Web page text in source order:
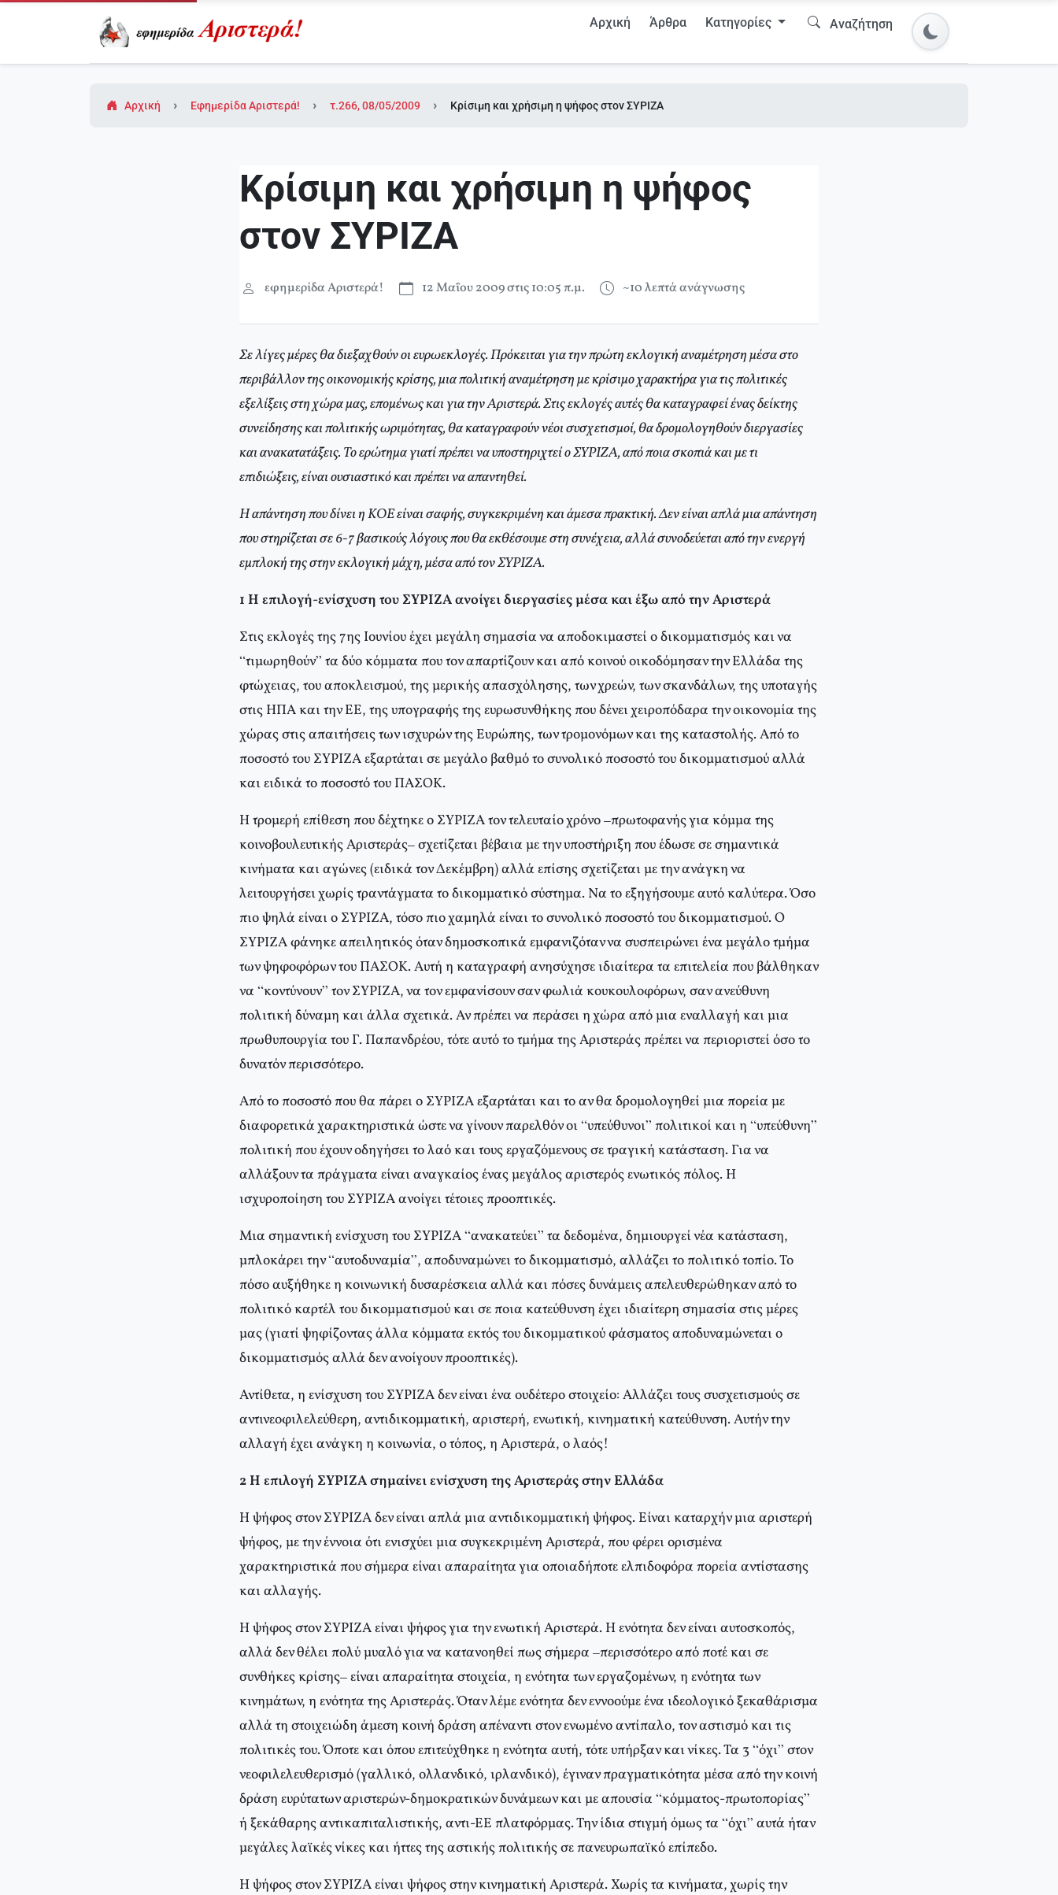
Αρχική Άρθρα Κατηγορίες Αναζήτηση
Αρχική Εφημερίδα Αριστερά! τ.266, 08/05/2009 Κρίσιμη και χρήσιμη η ψήφος στον ΣΥΡΙΖΑ
Κρίσιμη και χρήσιμη η ψήφος
στον ΣΥΡΙΖΑ
εφημερίδα Αριστερά! 12 Μαΐου 2009 στις 10:05 π.μ. ~10 λεπτά ανάγνωσης
Σε λίγες μέρες θα διεξαχθούν οι ευρωεκλογές. Πρόκειται για την πρώτη εκλογική αναμέτρηση μέσα στο
περιβάλλον της οικονομικής κρίσης, μια πολιτική αναμέτρηση με κρίσιμο χαρακτήρα για τις πολιτικές
εξελίξεις στη χώρα μας, επομένως και για την Αριστερά. Στις εκλογές αυτές θα καταγραφεί ένας δείκτης
συνείδησης και πολιτικής ωριμότητας, θα καταγραφούν νέοι συσχετισμοί, θα δρομολογηθούν διεργασίες
και ανακατατάξεις. Το ερώτημα γιατί πρέπει να υποστηριχτεί ο ΣΥΡΙΖΑ, από ποια σκοπιά και με τι
επιδιώξεις, είναι ουσιαστικό και πρέπει να απαντηθεί.
Η απάντηση που δίνει η ΚΟΕ είναι σαφής, συγκεκριμένη και άμεσα πρακτική. Δεν είναι απλά μια απάντηση
που στηρίζεται σε 6-7 βασικούς λόγους που θα εκθέσουμε στη συνέχεια, αλλά συνοδεύεται από την ενεργή
εμπλοκή της στην εκλογική μάχη, μέσα από τον ΣΥΡΙΖΑ.
1 Η επιλογή-ενίσχυση του ΣΥΡΙΖΑ ανοίγει διεργασίες μέσα και έξω από την Αριστερά
Στις εκλογές της 7ης Ιουνίου έχει μεγάλη σημασία να αποδοκιμαστεί ο δικομματισμός και να
“τιμωρηθούν” τα δύο κόμματα που τον απαρτίζουν και από κοινού οικοδόμησαν την Ελλάδα της
φτώχειας, του αποκλεισμού, της μερικής απασχόλησης, των χρεών, των σκανδάλων, της υποταγής
στις ΗΠΑ και την ΕΕ, της υπογραφής της ευρωσυνθήκης που δένει χειροπόδαρα την οικονομία της
χώρας στις απαιτήσεις των ισχυρών της Ευρώπης, των τρομονόμων και της καταστολής. Από το
ποσοστό του ΣΥΡΙΖΑ εξαρτάται σε μεγάλο βαθμό το συνολικό ποσοστό του δικομματισμού αλλά
και ειδικά το ποσοστό του ΠΑΣΟΚ.
Η τρομερή επίθεση που δέχτηκε ο ΣΥΡΙΖΑ τον τελευταίο χρόνο –πρωτοφανής για κόμμα της
κοινοβουλευτικής Αριστεράς– σχετίζεται βέβαια με την υποστήριξη που έδωσε σε σημαντικά
κινήματα και αγώνες (ειδικά τον Δεκέμβρη) αλλά επίσης σχετίζεται με την ανάγκη να
λειτουργήσει χωρίς τραντάγματα το δικομματικό σύστημα. Να το εξηγήσουμε αυτό καλύτερα. Όσο
πιο ψηλά είναι ο ΣΥΡΙΖΑ, τόσο πιο χαμηλά είναι το συνολικό ποσοστό του δικομματισμού. Ο
ΣΥΡΙΖΑ φάνηκε απειλητικός όταν δημοσκοπικά εμφανιζόταν να συσπειρώνει ένα μεγάλο τμήμα
των ψηφοφόρων του ΠΑΣΟΚ. Αυτή η καταγραφή ανησύχησε ιδιαίτερα τα επιτελεία που βάλθηκαν
να “κοντύνουν” τον ΣΥΡΙΖΑ, να τον εμφανίσουν σαν φωλιά κουκουλοφόρων, σαν ανεύθυνη
πολιτική δύναμη και άλλα σχετικά. Αν πρέπει να περάσει η χώρα από μια εναλλαγή και μια
πρωθυπουργία του Γ. Παπανδρέου, τότε αυτό το τμήμα της Αριστεράς πρέπει να περιοριστεί όσο το
δυνατόν περισσότερο.
Από το ποσοστό που θα πάρει ο ΣΥΡΙΖΑ εξαρτάται και το αν θα δρομολογηθεί μια πορεία με
διαφορετικά χαρακτηριστικά ώστε να γίνουν παρελθόν οι “υπεύθυνοι” πολιτικοί και η “υπεύθυνη”
πολιτική που έχουν οδηγήσει το λαό και τους εργαζόμενους σε τραγική κατάσταση. Για να
αλλάξουν τα πράγματα είναι αναγκαίος ένας μεγάλος αριστερός ενωτικός πόλος. Η
ισχυροποίηση του ΣΥΡΙΖΑ ανοίγει τέτοιες προοπτικές.
Μια σημαντική ενίσχυση του ΣΥΡΙΖΑ “ανακατεύει” τα δεδομένα, δημιουργεί νέα κατάσταση,
μπλοκάρει την “αυτοδυναμία”, αποδυναμώνει το δικομματισμό, αλλάζει το πολιτικό τοπίο. Το
πόσο αυξήθηκε η κοινωνική δυσαρέσκεια αλλά και πόσες δυνάμεις απελευθερώθηκαν από το
πολιτικό καρτέλ του δικομματισμού και σε ποια κατεύθυνση έχει ιδιαίτερη σημασία στις μέρες
μας (γιατί ψηφίζοντας άλλα κόμματα εκτός του δικομματικού φάσματος αποδυναμώνεται ο
δικομματισμός αλλά δεν ανοίγουν προοπτικές).
Αντίθετα, η ενίσχυση του ΣΥΡΙΖΑ δεν είναι ένα ουδέτερο στοιχείο: Αλλάζει τους συσχετισμούς σε
αντινεοφιλελεύθερη, αντιδικομματική, αριστερή, ενωτική, κινηματική κατεύθυνση. Αυτήν την
αλλαγή έχει ανάγκη η κοινωνία, ο τόπος, η Αριστερά, ο λαός!
2 Η επιλογή ΣΥΡΙΖΑ σημαίνει ενίσχυση της Αριστεράς στην Ελλάδα
Η ψήφος στον ΣΥΡΙΖΑ δεν είναι απλά μια αντιδικομματική ψήφος. Είναι καταρχήν μια αριστερή
ψήφος, με την έννοια ότι ενισχύει μια συγκεκριμένη Αριστερά, που φέρει ορισμένα
χαρακτηριστικά που σήμερα είναι απαραίτητα για οποιαδήποτε ελπιδοφόρα πορεία αντίστασης
και αλλαγής.
Η ψήφος στον ΣΥΡΙΖΑ είναι ψήφος για την ενωτική Αριστερά. Η ενότητα δεν είναι αυτοσκοπός,
αλλά δεν θέλει πολύ μυαλό για να κατανοηθεί πως σήμερα –περισσότερο από ποτέ και σε
συνθήκες κρίσης– είναι απαραίτητα στοιχεία, η ενότητα των εργαζομένων, η ενότητα των
κινημάτων, η ενότητα της Αριστεράς. Όταν λέμε ενότητα δεν εννοούμε ένα ιδεολογικό ξεκαθάρισμα
αλλά τη στοιχειώδη άμεση κοινή δράση απέναντι στον ενωμένο αντίπαλο, τον αστισμό και τις
πολιτικές του. Όποτε και όπου επιτεύχθηκε η ενότητα αυτή, τότε υπήρξαν και νίκες. Τα 3 “όχι” στον
νεοφιλελευθερισμό (γαλλικό, ολλανδικό, ιρλανδικό), έγιναν πραγματικότητα μέσα από την κοινή
δράση ευρύτατων αριστερών-δημοκρατικών δυνάμεων και με απουσία “κόμματος-πρωτοπορίας”
ή ξεκάθαρης αντικαπιταλιστικής, αντι-ΕΕ πλατφόρμας. Την ίδια στιγμή όμως τα “όχι” αυτά ήταν
μεγάλες λαϊκές νίκες και ήττες της αστικής πολιτικής σε πανευρωπαϊκό επίπεδο.
Η ψήφος στον ΣΥΡΙΖΑ είναι ψήφος στην κινηματική Αριστερά. Χωρίς τα κινήματα, χωρίς την